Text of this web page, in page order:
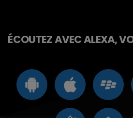
ÉCOUTEZ AVEC ALEXA,